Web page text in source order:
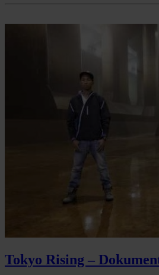
Tokyo Rising –